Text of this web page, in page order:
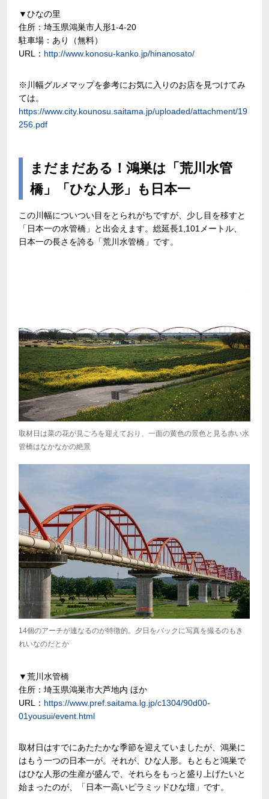
▼ひなの里
住所：埼玉県鴻巣市人形1-4-20
駐車場：あり（無料）
URL： http://www.konosu-kanko.jp/hinanosato/
※川幅グルメマップを参考にお気に入りのお店を見つけてみ
ては。
https://www.city.kounosu.saitama.jp/uploaded/attachment/19
256.pdf
まだまだある！鴻巣は「荒川水管
橋」「ひな人形」も日本一
この川幅についつい目をとられがちですが、少し目を移すと
「日本一の水管橋」と出会えます。総延長1,101メートル、
日本一の長さを誇る「荒川水管橋」です。
取材日は菜の花が見ごろを迎えており、一面の黄色の景色と見る赤い水
管橋はなかなかの絶景
14個のアーチが連なるのが特徴的。夕日をバックに写真を撮るのもき
れいなのだとか
▼荒川水管橋
住所：埼玉県鴻巣市大芦地内 ほか
URL： https://www.pref.saitama.lg.jp/c1304/90d00-
01yousui/event.html
取材日はすでにあたたかな季節を迎えていましたが、鴻巣に
はもう一つの日本一が。それが、ひな人形。もともと鴻巣で
はひな人形の生産が盛んで、それらをもっと盛り上げたいと
始まったのが、「日本一高いピラミッドひな壇」です。